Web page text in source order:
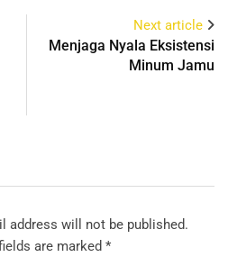
Next article
Menjaga Nyala Eksistensi
Minum Jamu
address will not be published.
are marked *